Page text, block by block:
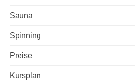
Sauna
Spinning
Preise
Kursplan